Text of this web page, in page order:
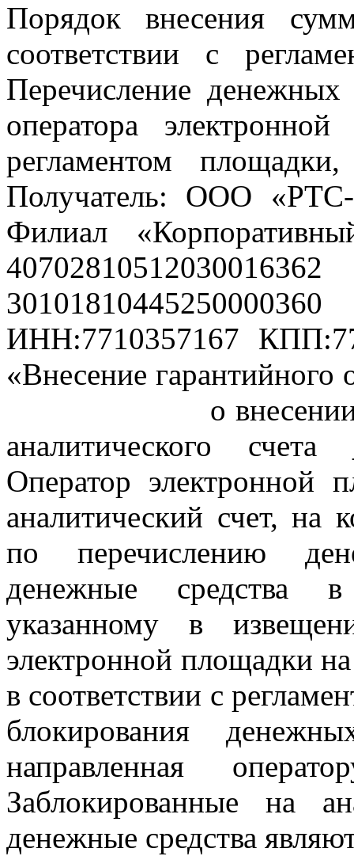
Порядок внесения
соответствии с
Перечисление денежных
оператора
регламентом
Получатель: ООО «РТС-
Филиал
ИНН:7710357167
«Внесение
о внесении
аналитического
Оператор электронной
аналитический счет, на
по перечислению
денежные средства
указанному в
электронной площадки на
в соответствии с
блокирования
направленная
Заблокированные на
денежные средства